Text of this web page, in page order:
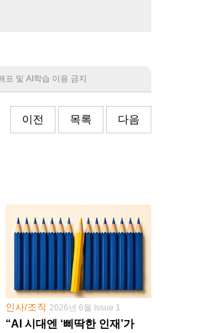
및 AI학습 이용 금지
이전 목록 다음
인사/조직 2026년 6월 Issue 1
“AI 시대엔 ‘삐딱한 인재’가